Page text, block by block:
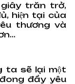
trăn trở,
hiện tại của
thương và
ta sẽ lại một
đầy yêu